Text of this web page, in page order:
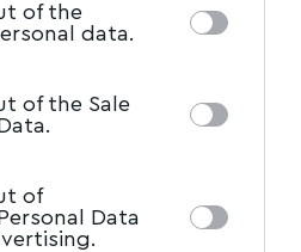
This
be disclosed by us to
further disclose it to
of the
data.
of the Sale
of
Data